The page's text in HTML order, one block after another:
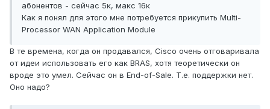
абонентов - сейчас 5к, макс 16к
Как я понял для этого мне потребуется прикупить Multi-
Processor WAN Application Module
В те времена, когда он продавался, Cisco очень отговаривала
от идеи использовать его как BRAS, хотя теоретически он
вроде это умел. Сейчас он в End-of-Sale. Т.е. поддержки нет.
Оно надо?